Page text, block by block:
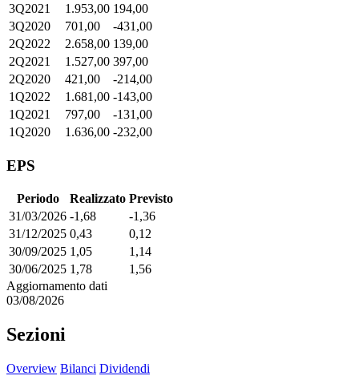
3Q2021
1.953,00 194,00
3Q2020
701,00
-431,00
2Q2022
2.658,00 139,00
2Q2021
1.527,00 397,00
2Q2020
421,00
-214,00
1Q2022
1.681,00 -143,00
1Q2021
797,00
-131,00
1Q2020
1.636,00 -232,00
EPS
Periodo Realizzato Previsto
31/03/2026 -1,68
-1,36
31/12/2025 0,43
0,12
30/09/2025 1,05
1,14
30/06/2025 1,78
1,56
Aggiornamento dati
03/08/2026
Sezioni
Overview Bilanci Dividendi